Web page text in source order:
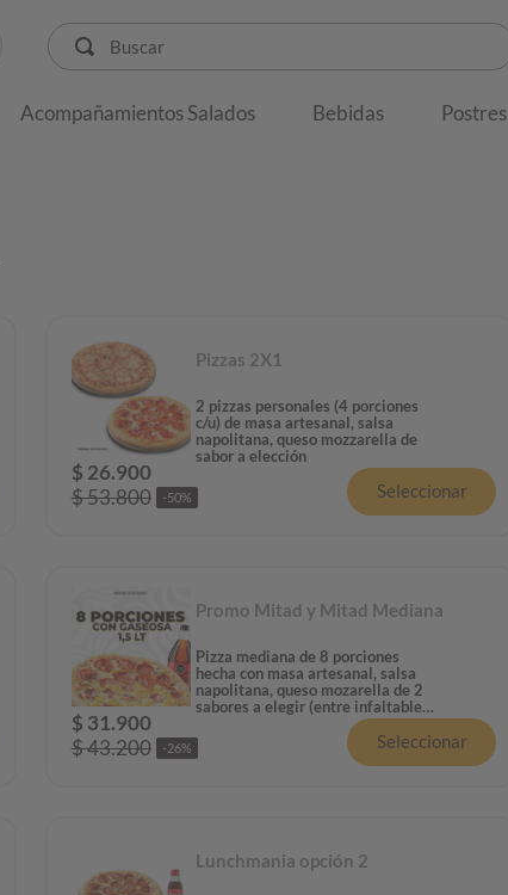
Buscar
Acompañamientos Salados Bebidas Postres
$53.800
$ 26.900
-50%
Pizzas 2X1
2 pizzas personales (4 porciones
c/u) de masa artesanal, salsa
napolitana, queso mozzarella de
sabor a elección
Seleccionar
$43.200
$ 31.900
-26%
Promo Mitad y Mitad Mediana
Pizza mediana de 8 porciones
hecha con masa artesanal, salsa
napolitana, queso mozarella de 2
sabores a elegir (entre infaltables
e increibles) y una gaseosa 1.5L.
Seleccionar
Lunchmania opción 2
Términos más buscados